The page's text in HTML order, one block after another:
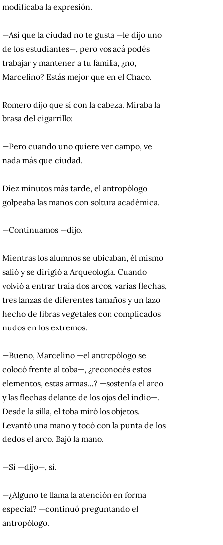
modificaba la expresión.
—Así que la ciudad no te gusta —le dijo uno
de los estudiantes—, pero vos acá podés
trabajar y mantener a tu familia, ¿no,
Marcelino? Estás mejor que en el Chaco.
Romero dijo que sí con la cabeza. Miraba la
brasa del cigarrillo:
—Pero cuando uno quiere ver campo, ve
nada más que ciudad.
Diez minutos más tarde, el antropólogo
golpeaba las manos con soltura académica.
—Continuamos —dijo.
Mientras los alumnos se ubicaban, él mismo
salió y se dirigió a Arqueología. Cuando
volvió a entrar traía dos arcos, varias flechas,
tres lanzas de diferentes tamaños y un lazo
hecho de fibras vegetales con complicados
nudos en los extremos.
—Bueno, Marcelino —el antropólogo se
colocó frente al toba—, ¿reconocés estos
elementos, estas armas…? —sostenía el arco
y las flechas delante de los ojos del indio—.
Desde la silla, el toba miró los objetos.
Levantó una mano y tocó con la punta de los
dedos el arco. Bajó la mano.
—Sí —dijo—, sí.
—¿Alguno te llama la atención en forma
especial? —continuó preguntando el
antropólogo.